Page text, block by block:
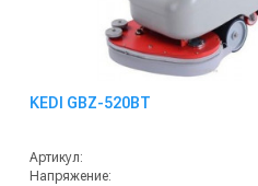
KEDI GBZ-520BT
Артикул:
Напряжение: